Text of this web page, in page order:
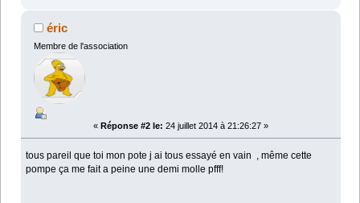
éric
Membre de l'association
« Réponse #2 le: 24 juillet 2014 à 21:26:27 »
tous pareil que toi mon pote j ai tous essayé en vain , même cette
pompe ça me fait a peine une demi molle pfff!